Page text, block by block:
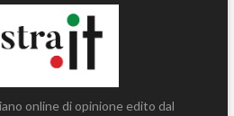
online di opinione edito dal